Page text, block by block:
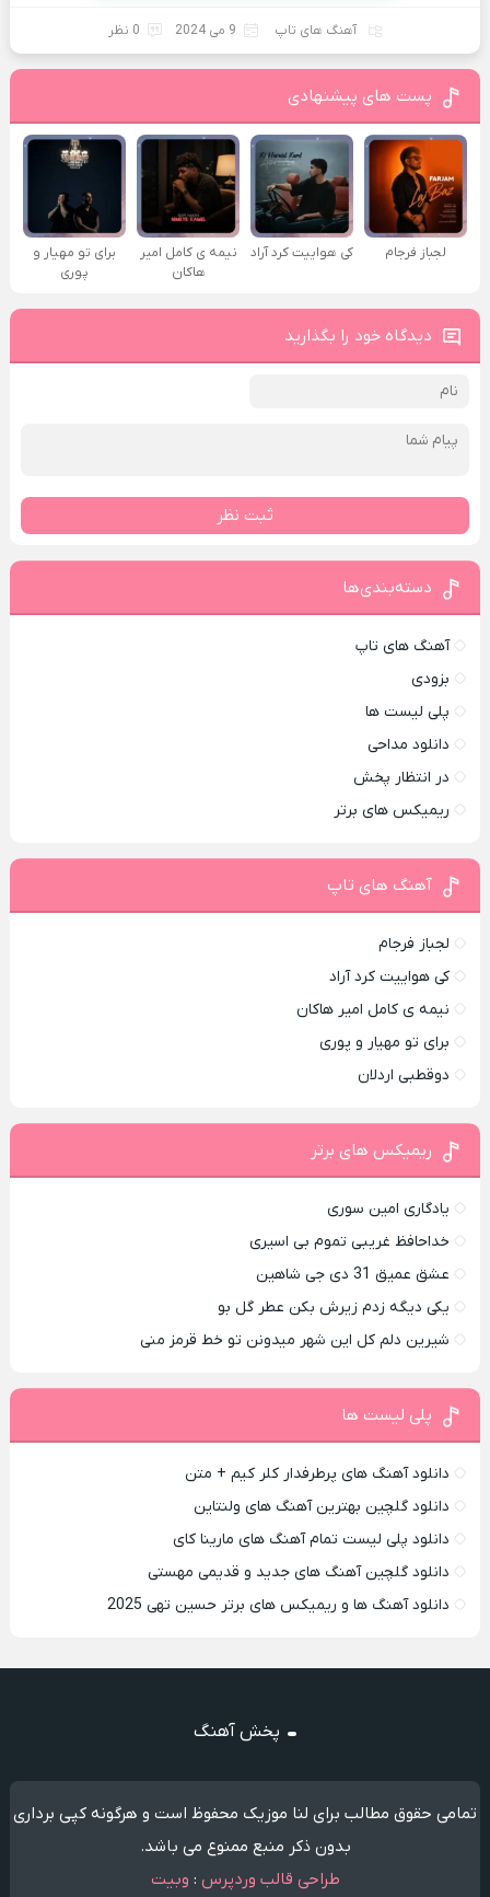
آهنگ های تاپ 9 می 2024 0 نظر
پست های پیشنهادی
لجباز فرجام کی هواییت کرد آراد
نیمه ی کامل امیر
هاکان
برای تو مهیار و
پوری
دیدگاه خود را بگذارید
ثبت نظر
دسته‌بندی‌ها
آهنگ های تاپ
بزودی
پلی لیست ها
دانلود مداحی
در انتظار پخش
ریمیکس های برتر
آهنگ های تاپ
لجباز فرجام
کی هواییت کرد آراد
نیمه ی کامل امیر هاکان
برای تو مهیار و پوری
دوقطبی اردلان
ریمیکس های برتر
یادگاری امین سوری
خداحافظ غریبی تموم بی اسیری
عشق عمیق 31 دی جی شاهین
یکی دیگه زدم زیرش بکن عطر گل بو
شیرین دلم کل این شهر میدونن تو خط قرمز منی
پلی لیست ها
دانلود آهنگ های پرطرفدار کلر کیم + متن
دانلود گلچین بهترین آهنگ های ولنتاین
دانلود پلی لیست تمام آهنگ های مارینا کای
دانلود گلچین آهنگ های جدید و قدیمی مهستی
دانلود آهنگ ها و ریمیکس های برتر حسین تهی 2025
پخش آهنگ
تمامی حقوق مطالب برای لنا موزیک محفوظ است و هرگونه کپی برداری
بدون ذکر منبع ممنوع می باشد.
طراحی قالب وردپرس : وبیت